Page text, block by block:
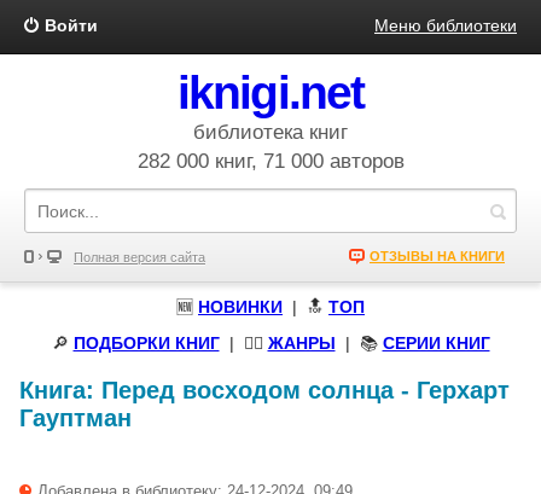
Войти Меню библиотеки
iknigi.net
библиотека книг
282 000 книг, 71 000 авторов
Полная версия сайта ОТЗЫВЫ НА КНИГИ
🆕 НОВИНКИ | 🔝 ТОП
🔎 ПОДБОРКИ КНИГ| 🧝‍♀️ ЖАНРЫ | 📚 СЕРИИ КНИГ
Книга: Перед восходом солнца- Герхарт
Гауптман